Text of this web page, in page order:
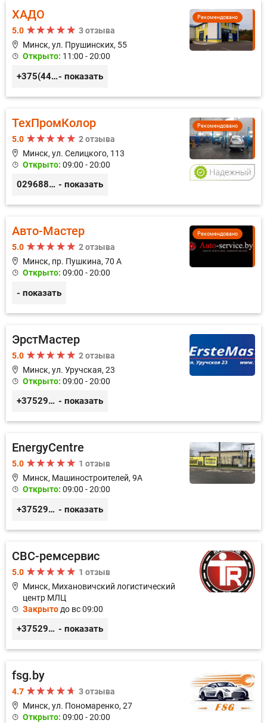
Рекомендовано
ХАДО
5.0
3 отзыва
Минск, ул. Прушинских, 55
Открыто: 11:00 - 20:00
+375(44) 559-27-77- показать
Рекомендовано
ТехПромКолор
5.0
2 отзыва
Минск, ул. Селицкого, 113
Открыто: 09:00 - 20:00
0296889898 - показать
Рекомендовано
Авто-Мастер
5.0
2 отзыва
Минск, пр. Пушкина, 70 А
Открыто: 09:00 - 20:00
- показать
ЭрстМастер
5.0
2 отзыва
Минск, ул. Уручская, 23
Открыто: 09:00 - 20:00
+375296446495 - показать
EnergyCentre
5.0
1 отзыв
Минск, Машиностроителей, 9A
Открыто: 09:00 - 20:00
+375293857117 - показать
СВС-ремсервис
5.0
1 отзыв
Минск, Михановичский логистический
центр МЛЦ
Закрыто до вс 09:00
+375296233505 - показать
fsg.by
4.7
3 отзыва
Минск, ул. Пономаренко, 27
Открыто: 09:00 - 20:00